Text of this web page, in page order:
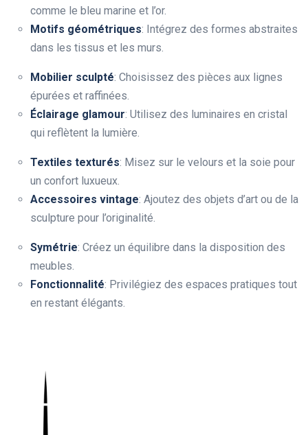
comme le bleu marine et l’or.
Motifs géométriques: Intégrez des formes abstraites
dans les tissus et les murs.
Mobilier sculpté: Choisissez des pièces aux lignes
épurées et raffinées.
Éclairage glamour: Utilisez des luminaires en cristal
qui reflètent la lumière.
Textiles texturés: Misez sur le velours et la soie pour
un confort luxueux.
Accessoires vintage: Ajoutez des objets d’art ou de la
sculpture pour l’originalité.
Symétrie: Créez un équilibre dans la disposition des
meubles.
Fonctionnalité: Privilégiez des espaces pratiques tout
en restant élégants.